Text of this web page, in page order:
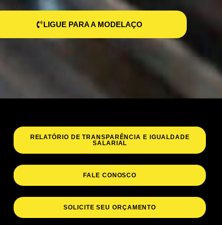
LIGUE PARA A MODELAÇO
RELATÓRIO DE TRANSPARÊNCIA E IGUALDADE
SALARIAL
FALE CONOSCO
SOLICITE SEU ORÇAMENTO